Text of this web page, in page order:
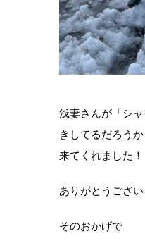
浅妻さんが「シ
きしてるだろう
来てくれました！
ありがとうござい
そのおかげで